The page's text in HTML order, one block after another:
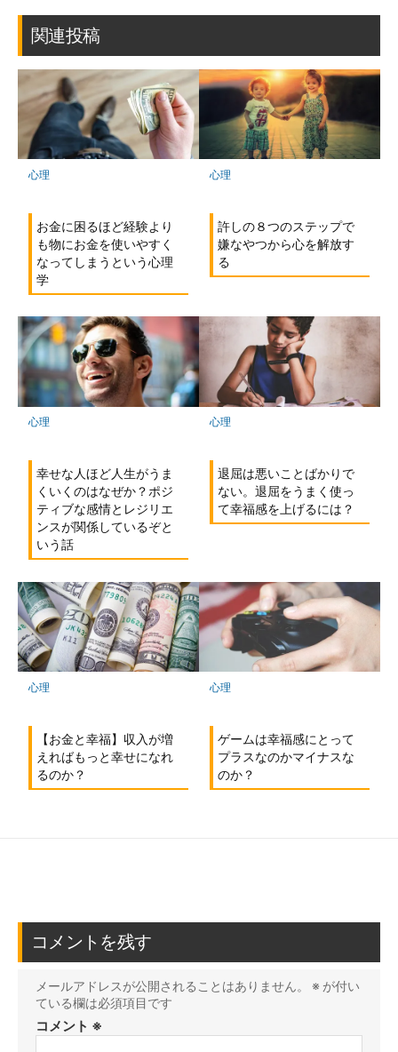
ク
ー
ク
に
保
存
関連投稿
心理
お金に困るほど経験より
も物にお金を使いやすく
なってしまうという心理
学
心理
許しの８つのステップで
嫌なやつから心を解放す
る
心理
幸せな人ほど人生がうま
くいくのはなぜか？ポジ
ティブな感情とレジリエ
ンスが関係しているぞと
いう話
心理
退屈は悪いことばかりで
ない。退屈をうまく使っ
て幸福感を上げるには？
心理
【お金と幸福】収入が増
えればもっと幸せになれ
るのか？
心理
ゲームは幸福感にとって
プラスなのかマイナスな
のか？
コメントを残す
メールアドレスが公開されることはありません。 ※ が付い
ている欄は必須項目です
コメント ※